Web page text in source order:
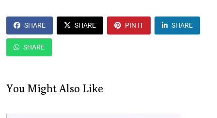
SHARE SHARE PIN IT SHARE
SHARE
You Might Also Like